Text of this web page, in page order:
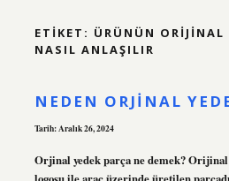
ETIKET: ÜRÜNÜN
NASIL ANLAŞILIR
NEDEN ORJINAL
Tarih: Aralık 26, 2024
Orjinal yedek parça ne demek?